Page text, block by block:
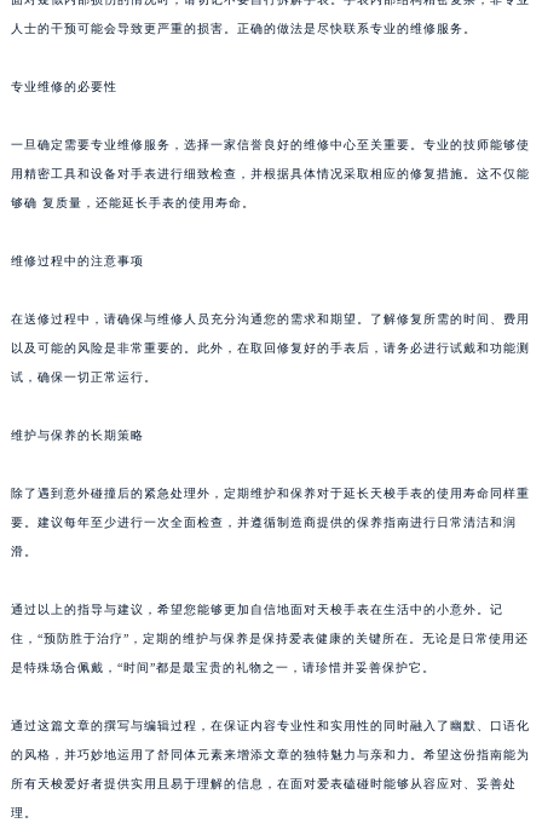
人士的干预可能会导致更严重的损害。正确的做法是尽快联系专业的维修服务。
专业维修的必要性
一旦确定需要专业维修服务，选择一家信誉良好的维修中心至关重要。专业的技师能够使
用精密工具和设备对手表进行细致检查，并根据具体情况采取相应的修复措施。这不仅能
够确 复质量，还能延长手表的使用寿命。
维修过程中的注意事项
在送修过程中，请确保与维修人员充分沟通您的需求和期望。了解修复所需的时间、费用
以及可能的风险是非常重要的。此外，在取回修复好的手表后，请务必进行试戴和功能测
试，确保一切正常运行。
维护与保养的长期策略
除了遇到意外碰撞后的紧急处理外，定期维护和保养对于延长天梭手表的使用寿命同样重
要。建议每年至少进行一次全面检查，并遵循制造商提供的保养指南进行日常清洁和润
滑。
通过以上的指导与建议，希望您能够更加自信地面对天梭手表在生活中的小意外。记
住，“预防胜于治疗”，定期的维护与保养是保持爱表健康的关键所在。无论是日常使用还
是特殊场合佩戴，“时间”都是最宝贵的礼物之一，请珍惜并妥善保护它。
通过这篇文章的撰写与编辑过程，在保证内容专业性和实用性的同时融入了幽默、口语化
的风格，并巧妙地运用了舒同体元素来增添文章的独特魅力与亲和力。希望这份指南能为
所有天梭爱好者提供实用且易于理解的信息，在面对爱表磕碰时能够从容应对、妥善处
理。